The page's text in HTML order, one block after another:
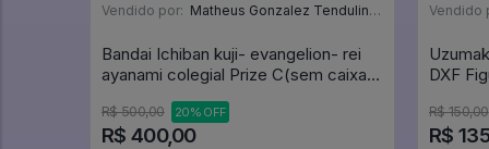
Vendido por: Matheus Gonzalez Tendulini - SP
Bandai Ichiban kuji- evangelion- rei
ayanami colegial Prize C(sem caixa)
R$ 500,00 20% OFF
R$ 400,00
Vendido
DXF
R$ 150,00
R$